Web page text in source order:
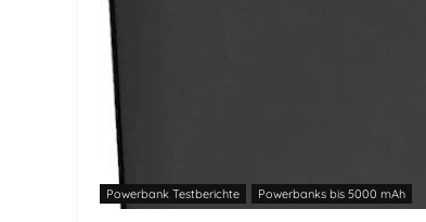
Powerbank Testberichte Powerbanks bis 5000 mAh